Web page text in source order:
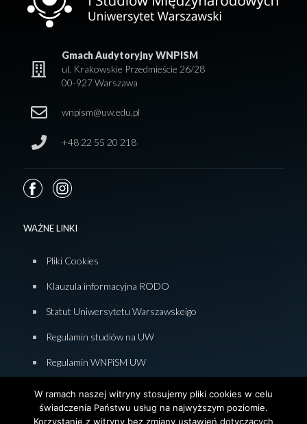
Gmach Audytoryjny WNPISM
ul. Krakowskie Przedmieście 26/28
00-927 Warszawa
wnpism@uw.edu.pl
+48 22 55 20 218
WAŻNE LINKI
Pliki Cookies
Klauzula informacyjna RODO
Statut Uniwersytetu Warszawskeigo
Regulamin studiów na UW
Regulamin WNPiSM UW
Deklaracja dostępności WNPiSM
W ramach naszej witryny stosujemy pliki cookies w celu
świadczenia Państwu usług na najwyższym poziomie.
Korzystanie z witryny bez zmiany ustawień dotyczących